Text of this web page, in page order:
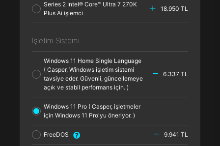
Series 2 Intel® Core™ Ultra 7 270K
Plus Ai işlemci
18.950 TL
İşletim Sistemi
Windows 11 Home Single Language
( Casper, Windows işletim sistemi
tavsiye eder. Güvenli, güncellemeye
açık ve stabil performans için. )
6.337 TL
Windows 11 Pro ( Casper, işletmeler
için Windows 11 Pro'yu öneriyor. )
FreeDOS 9.941 TL